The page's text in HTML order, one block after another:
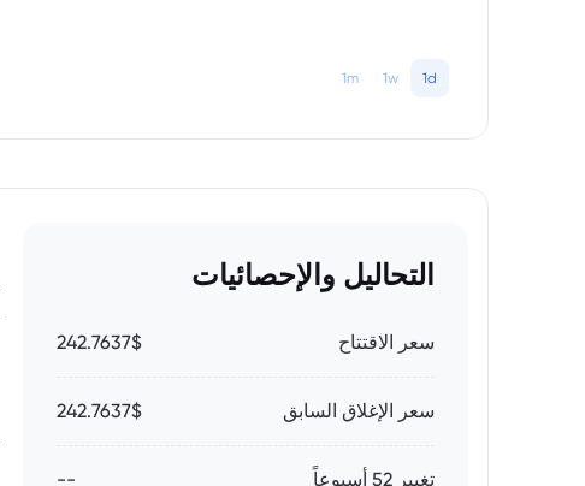
1d
1w
1m
التحاليل والإحصائيات
سعر الاقتتاح 242.7637$
سعر الإغلاق السابق 242.7637$
تغيير 52 أسبوعاً --